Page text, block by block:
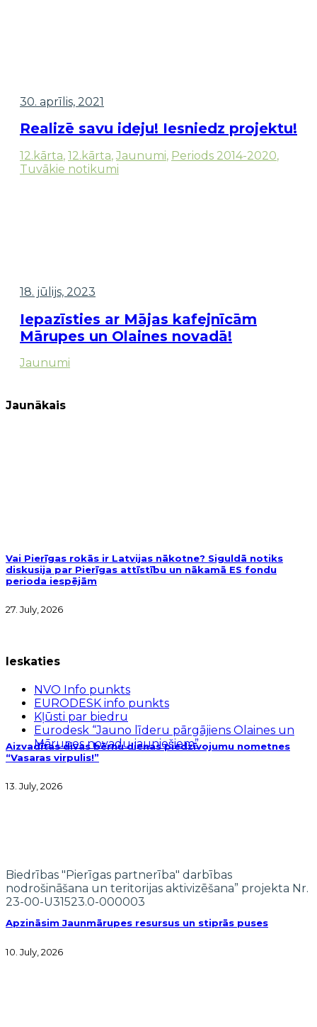
30. aprīlis, 2021
Realizē savu ideju! Iesniedz projektu!
12.kārta, 12.kārta, Jaunumi, Periods 2014-2020,
Tuvākie notikumi
18. jūlijs, 2023
Iepazīsties ar Mājas kafejnīcām
Mārupes un Olaines novadā!
Jaunumi
Jaunākais
Vai Pierīgas rokās ir Latvijas nākotne? Siguldā notiks
diskusija par Pierīgas attīstību un nākamā ES fondu
perioda iespējām
27. July, 2026
Aizvadītas divas bērnu dienas piedzīvojumu nometnes
“Vasaras virpulis!”
13. July, 2026
Apzināsim Jaunmārupes resursus un stiprās puses
10. July, 2026
Ieskaties
NVO Info punkts
EURODESK info punkts
Kļūsti par biedru
Eurodesk “Jauno līderu pārgājiens Olaines un
Mārupes novadu jauniešiem”
Biedrības "Pierīgas partnerība" darbības
nodrošināšana un teritorijas aktivizēšana” projekta Nr.
23-00-U31523.0-000003